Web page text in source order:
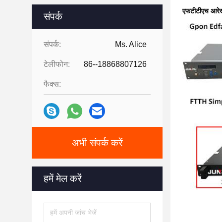
संपर्क
संपर्क: Ms. Alice
टेलीफोन: 86--18868807126
फैक्स:
अभी संपर्क करें
हमें मेल करें
एफटीटीएच